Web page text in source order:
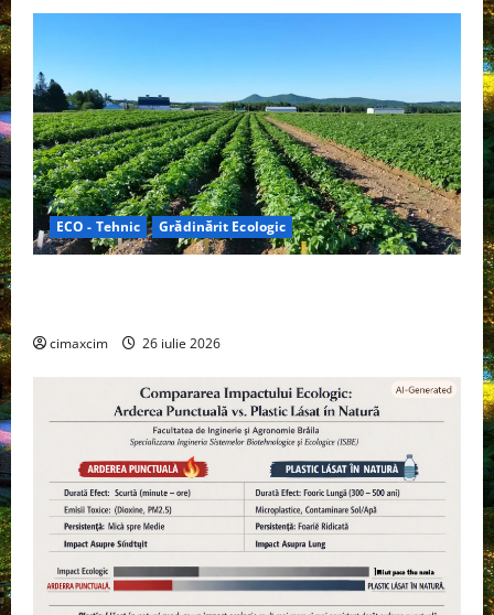
ECO - Tehnic Grădinărit Ecologic
cimaxcim 26 iulie 2026